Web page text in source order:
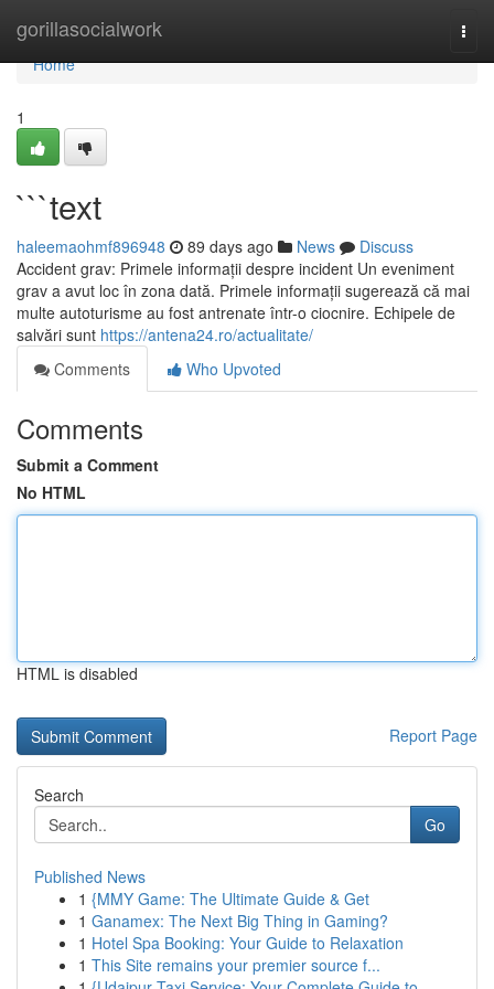
gorillasocialwork
Home
Home
1
```text
haleemaohmf896948 89 days ago News
Discuss
Accident grav: Primele informații despre incident Un eveniment
grav a avut loc în zona dată. Primele informații sugerează că mai
multe autoturisme au fost antrenate într-o ciocnire. Echipele de
salvări sunt https://antena24.ro/actualitate/
Comments
Who Upvoted
Comments
Submit a Comment
No HTML
HTML is disabled
Report Page
Search
Go
Published News
1 {MMY Game: The Ultimate Guide & Get
1 Ganamex: The Next Big Thing in Gaming?
1 Hotel Spa Booking: Your Guide to Relaxation
1 This Site remains your premier source f...